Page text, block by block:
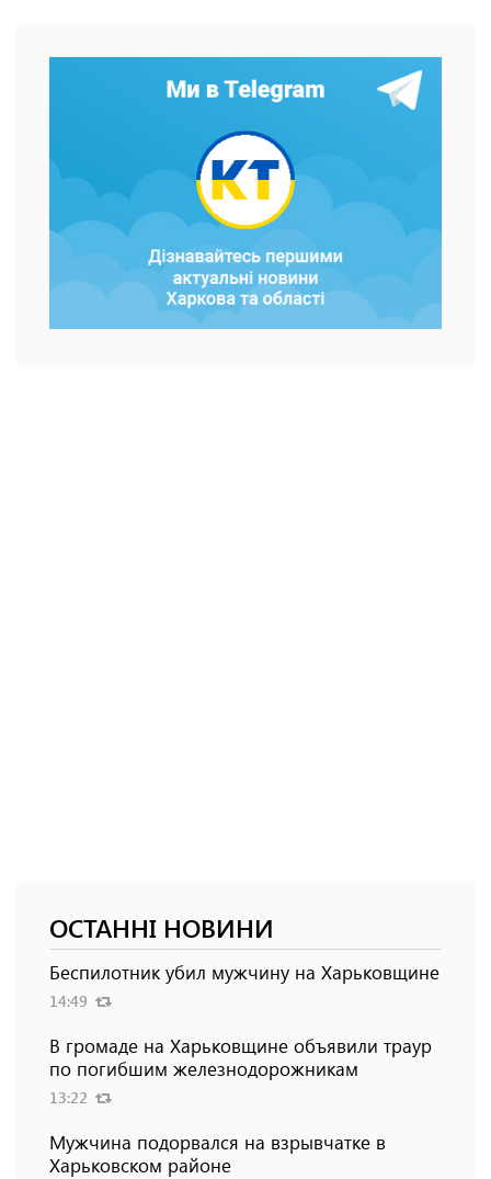
ОСТАННІ НОВИНИ
Беспилотник убил мужчину на Харьковщине
14:49
В громаде на Харьковщине объявили траур
по погибшим железнодорожникам
13:22
Мужчина подорвался на взрывчатке в
Харьковском районе